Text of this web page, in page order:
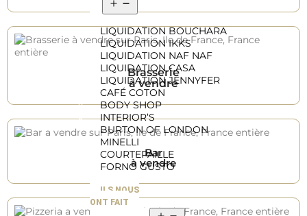
LIQUIDATION BOUCHARA
LIQUIDATION IKKS
LIQUIDATION NAF NAF
LIQUIDATION CASA
LIQUIDATION JENNYFER
CAFÉ COTON
BODY SHOP
INTERIOR’S
BURTON OF LONDON
MINELLI
COURTEPAILLE
FORNO GUSTO
ILS NOUS
ONT FAIT
Brasserie
à vendre
Bar
à vendre